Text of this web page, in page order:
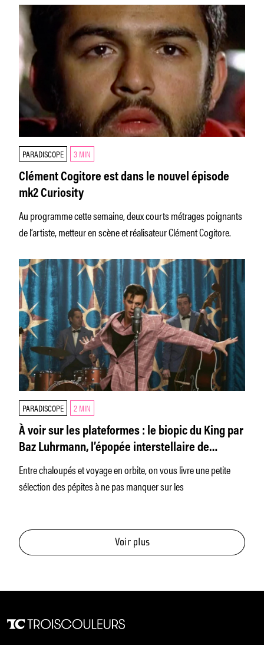
PARADISCOPE 3 MIN
Clément Cogitore est dans le nouvel épisode
mk2 Curiosity
Au programme cette semaine, deux courts métrages poignants
de l’artiste, metteur en scène et réalisateur Clément Cogitore.
PARADISCOPE 2 MIN
À voir sur les plateformes : le biopic du King par
Baz Luhrmann, l’épopée interstellaire de
Christopher Nolan et une nouvelle série
western
Entre chaloupés et voyage en orbite, on vous livre une petite
sélection des pépites à ne pas manquer sur les
Voir plus